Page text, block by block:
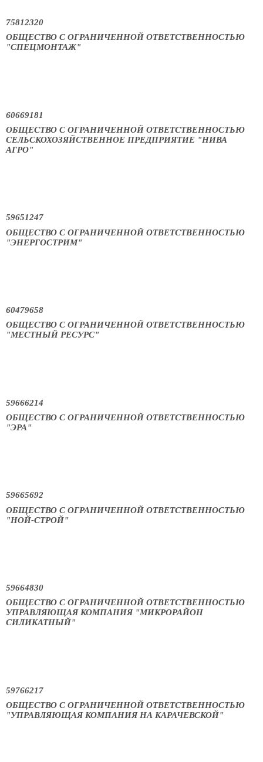
75812320
ОБЩЕСТВО С ОГРАНИЧЕННОЙ ОТВЕТСТВЕННОСТЬЮ
"СПЕЦМОНТАЖ"
60669181
ОБЩЕСТВО С ОГРАНИЧЕННОЙ ОТВЕТСТВЕННОСТЬЮ
СЕЛЬСКОХОЗЯЙСТВЕННОЕ ПРЕДПРИЯТИЕ "НИВА
АГРО"
59651247
ОБЩЕСТВО С ОГРАНИЧЕННОЙ ОТВЕТСТВЕННОСТЬЮ
"ЭНЕРГОСТРИМ"
60479658
ОБЩЕСТВО С ОГРАНИЧЕННОЙ ОТВЕТСТВЕННОСТЬЮ
"МЕСТНЫЙ РЕСУРС"
59666214
ОБЩЕСТВО С ОГРАНИЧЕННОЙ ОТВЕТСТВЕННОСТЬЮ
"ЭРА"
59665692
ОБЩЕСТВО С ОГРАНИЧЕННОЙ ОТВЕТСТВЕННОСТЬЮ
"НОЙ-СТРОЙ"
59664830
ОБЩЕСТВО С ОГРАНИЧЕННОЙ ОТВЕТСТВЕННОСТЬЮ
УПРАВЛЯЮЩАЯ КОМПАНИЯ "МИКРОРАЙОН
СИЛИКАТНЫЙ"
59766217
ОБЩЕСТВО С ОГРАНИЧЕННОЙ ОТВЕТСТВЕННОСТЬЮ
"УПРАВЛЯЮЩАЯ КОМПАНИЯ НА КАРАЧЕВСКОЙ"